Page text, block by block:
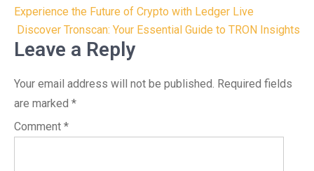
Post
navigation
Experience the Future of Crypto with Ledger Live
Discover Tronscan: Your Essential Guide to TRON Insights
Leave a Reply
Your email address will not be published. Required fields
are marked *
Comment *